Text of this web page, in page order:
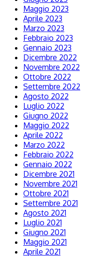
Maggio 2023
Aprile 2023
Marzo 2023
Febbraio 2023
Gennaio 2023
Dicembre 2022
Novembre 2022
Ottobre 2022
Settembre 2022
Agosto 2022
Luglio 2022
Giugno 2022
Maggio 2022
Aprile 2022
Marzo 2022
Febbraio 2022
Gennaio 2022
Dicembre 2021
Novembre 2021
Ottobre 2021
Settembre 2021
Agosto 2021
Luglio 2021
Giugno 2021
Maggio 2021
Aprile 2021